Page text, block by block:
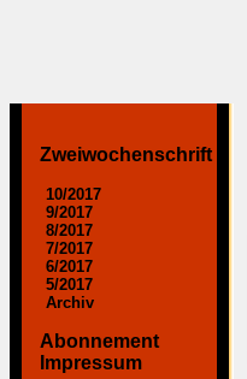
Zweiwochenschrift
10/2017
9/2017
8/2017
7/2017
6/2017
5/2017
Archiv
Abonnement
Impressum